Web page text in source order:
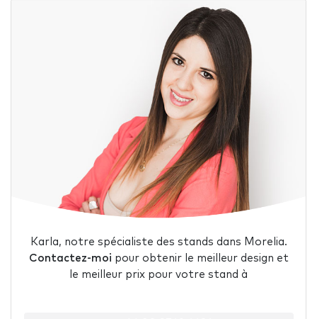
Karla, notre spécialiste des stands dans Morelia.
Contactez-moi pour obtenir le meilleur design et
le meilleur prix pour votre stand à